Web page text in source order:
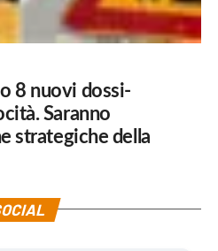
8 nuovi dossi-
Saranno
strategiche della